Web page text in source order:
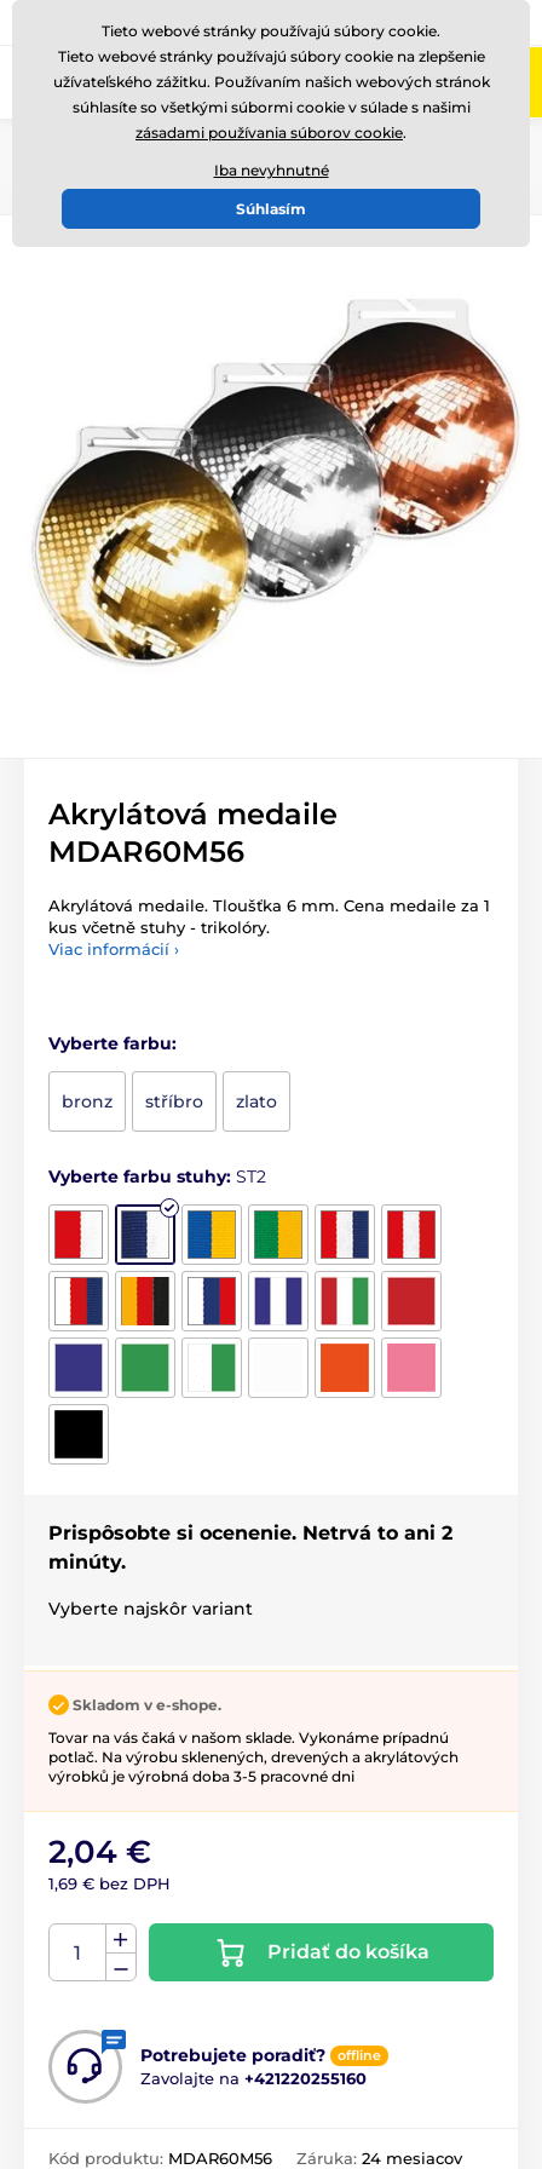
Zavolajte nám (Po-Pi 8-17) +421220255160
Akrylátová medaile
MDAR60M56
Akrylátová medaile. Tloušťka 6 mm. Cena medaile za 1
kus včetně stuhy - trikolóry.
Viac informácií ›
Vyberte farbu:
bronz stříbro zlato
Vyberte farbu stuhy: ST2
Prispôsobte si ocenenie. Netrvá to ani 2
minúty.
Vyberte najskôr variant
Skladom v e-shope.
Tovar na vás čaká v našom sklade. Vykonáme prípadnú
potlač. Na výrobu sklenených, drevených a akrylátových
výrobků je výrobná doba 3-5 pracovné dni
2,04 €
1,69 € bez DPH
Pridať do košíka
Potrebujete poradiť? offline
Zavolajte na +421220255160
Kód produktu: MDAR60M56 Záruka: 24 mesiacov
Tieto webové stránky používajú súbory cookie.
Tieto webové stránky používajú súbory cookie na zlepšenie
užívateľského zážitku. Používaním našich webových stránok
súhlasíte so všetkými súbormi cookie v súlade s našimi
zásadami používania súborov cookie.
Iba nevyhnutné
Súhlasím